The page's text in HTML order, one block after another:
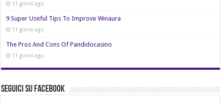
11 giorni ago
9 Super Useful Tips To Improve Winaura
11 giorni ago
The Pros And Cons Of Pandidocasino
11 giorni ago
Seguici su Facebook